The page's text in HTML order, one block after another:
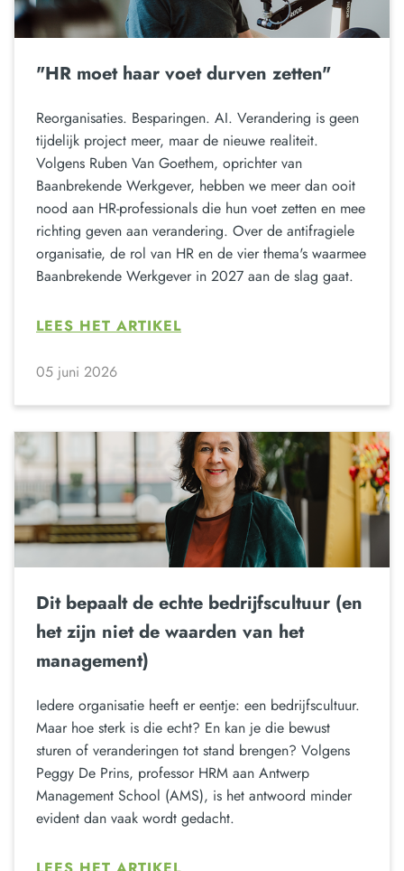
"HR moet haar voet durven zetten"
Reorganisaties. Besparingen. AI. Verandering is geen
tijdelijk project meer, maar de nieuwe realiteit.
Volgens Ruben Van Goethem, oprichter van
Baanbrekende Werkgever, hebben we meer dan ooit
nood aan HR-professionals die hun voet zetten en mee
richting geven aan verandering. Over de antifragiele
organisatie, de rol van HR en de vier thema's waarmee
Baanbrekende Werkgever in 2027 aan de slag gaat.
LEES HET ARTIKEL
05 juni 2026
Dit bepaalt de echte bedrijfscultuur (en
het zijn niet de waarden van het
management)
Iedere organisatie heeft er eentje: een bedrijfscultuur.
Maar hoe sterk is die echt? En kan je die bewust
sturen of veranderingen tot stand brengen? Volgens
Peggy De Prins, professor HRM aan Antwerp
Management School (AMS), is het antwoord minder
evident dan vaak wordt gedacht.